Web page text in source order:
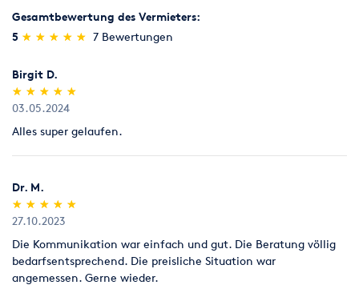
Gesamtbewertung des Vermieters:
5 (*)
★
★
(*) ★
★
(*) ★
★
(*) ★
★
(*) ★
★ 7 Bewertungen
Birgit D.
(*)
★
★
(*) ★
★
(*) ★
★
(*) ★
★
(*) ★
★
03.05.2024
Alles super gelaufen.
Dr. M.
(*)
★
★
(*) ★
★
(*) ★
★
(*) ★
★
(*) ★
★
27.10.2023
Die Kommunikation war einfach und gut. Die Beratung völlig
bedarfsentsprechend. Die preisliche Situation war
angemessen. Gerne wieder.